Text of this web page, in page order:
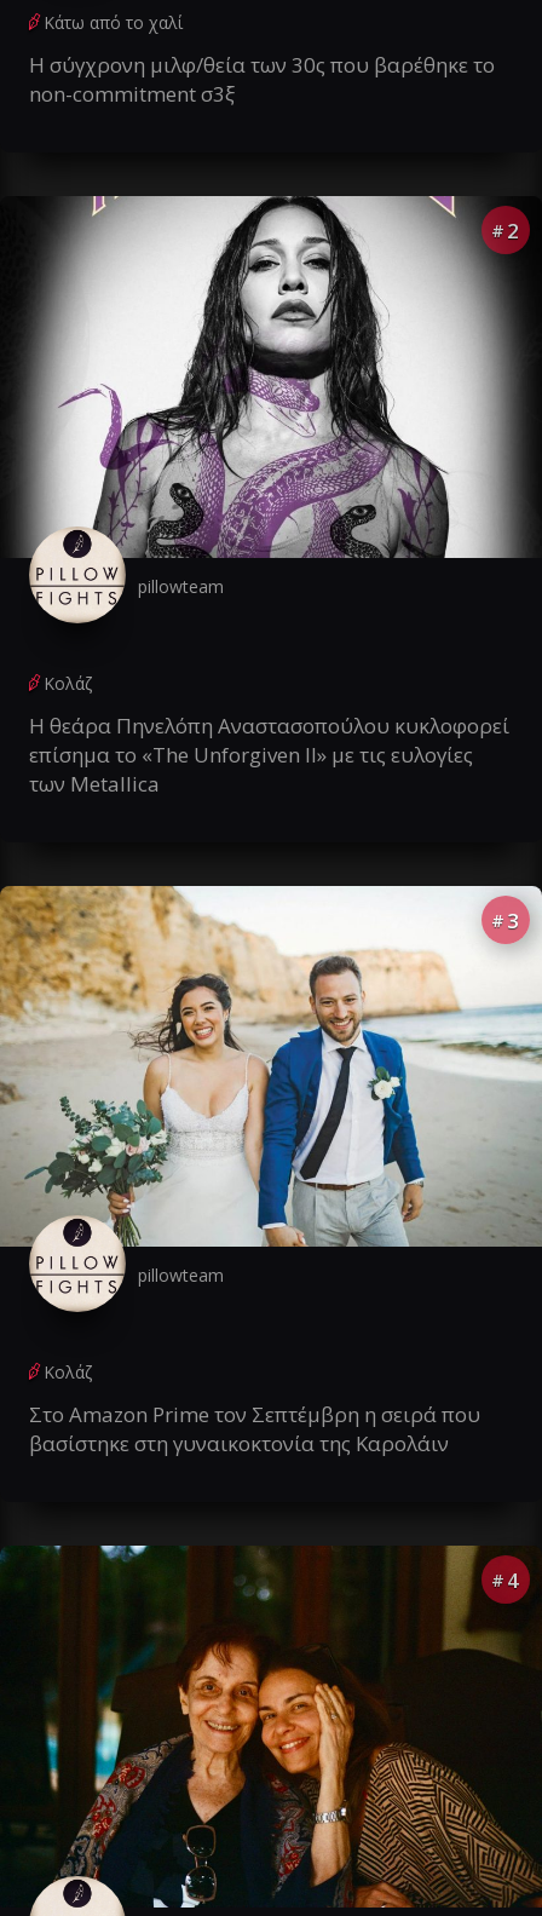
Κάτω από το χαλί
Η σύγχρονη μιλφ/θεία των 30ς που βαρέθηκε το
non-commitment σ3ξ
# 2
pillowteam
Κολάζ
Η θεάρα Πηνελόπη Αναστασοπούλου κυκλοφορεί
επίσημα το «The Unforgiven II» με τις ευλογίες
των Metallica
# 3
pillowteam
Κολάζ
Στο Amazon Prime τον Σεπτέμβρη η σειρά που
βασίστηκε στη γυναικοκτονία της Καρολάιν
# 4